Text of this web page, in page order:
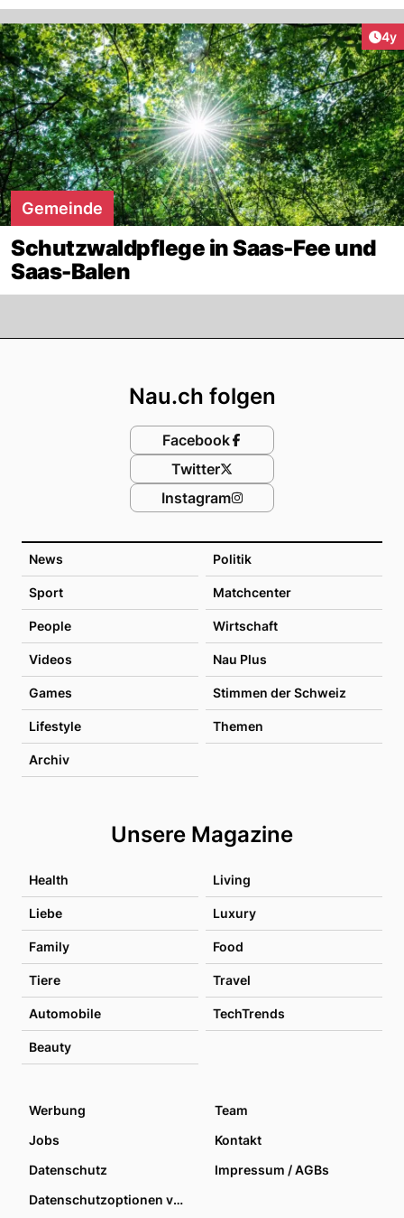
4y
Gemeinde
Schutzwaldpflege in Saas-Fee und
Saas-Balen
News Politik
Sport Matchcenter
People Wirtschaft
Videos Nau Plus
Games Stimmen der Schweiz
Lifestyle Themen
Archiv
Unsere Magazine
Health Living
Liebe Luxury
Family Food
Tiere Travel
Automobile TechTrends
Beauty
Nau.ch folgen
Facebook
Twitter
Instagram
Werbung
Team
Jobs
Kontakt
Datenschutz
Impressum / AGBs
Datenschutzoptionen verwalten